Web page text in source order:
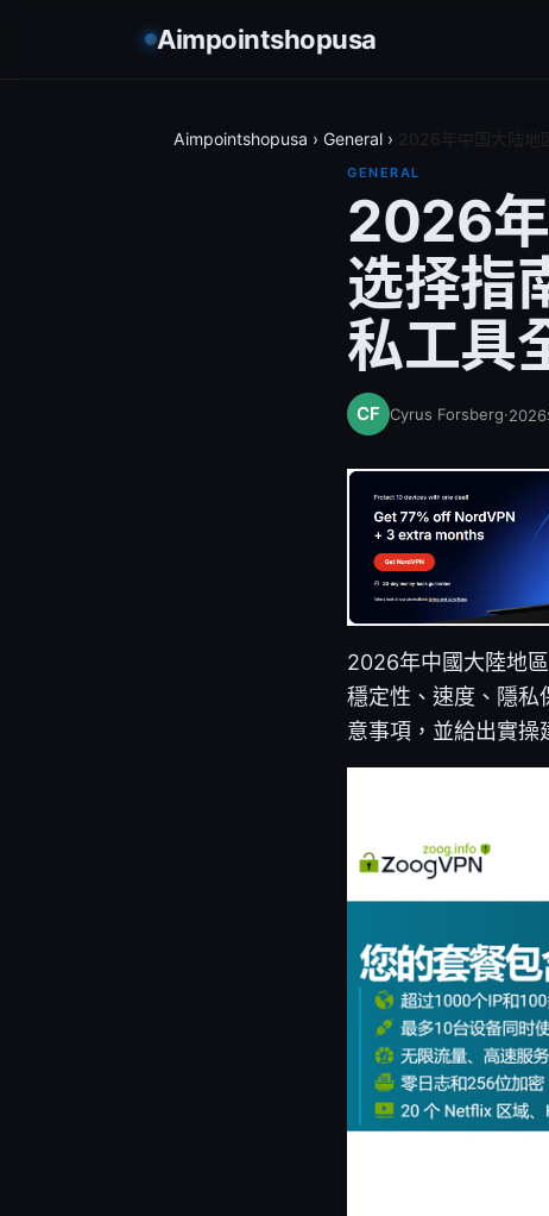
Aimpointshopusa
Aimpointshopusa › General ›
GENERAL
2026
选择指
私工具
Cyrus Forsberg·2026
2026年中國大陸地
穩定性、速度、隱私
意事項，並給出實操